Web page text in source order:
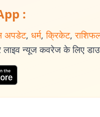
:
अपडेट, धर्म, क्रिकेट,
न्यूज कवरेज के लिए